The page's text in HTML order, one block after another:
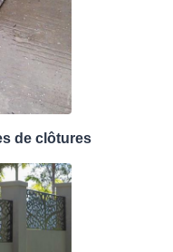
de clôtures